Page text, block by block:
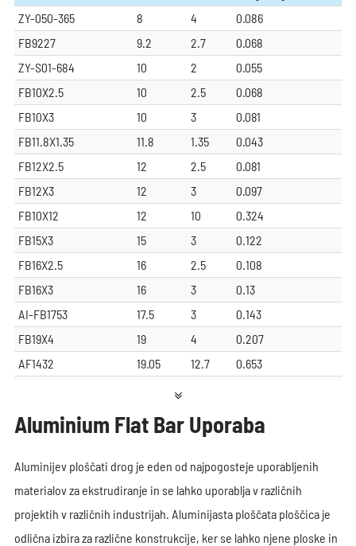
ZY-050-365
8 4
0.086
FB9227
9.2 2.7
0.068
ZY-S01-684
10 2
0.055
FB10X2.5
10 2.5
0.068
FB10X3
10 3
0.081
FB11.8X1.35
11.8 1.35
0.043
FB12X2.5
12 2.5
0.081
FB12X3
12 3
0.097
FB10X12
12 10
0.324
FB15X3
15 3
0.122
FB16X2.5
16 2.5
0.108
FB16X3
16 3
0.13
AI-FB1753
17.5 3
0.143
FB19X4
19 4
0.207
AF1432
19.05 12.7
0.653
ZY-050-418
20 8.2
0.448
FB25X1.6
25 1.6
0.108
FB25X2
25 2
0.137
ZY-438-433
25 2.5
0.169
FB2530
25 3
0.203
Aluminium Flat Bar Uporaba
Aluminijev ploščati drog je eden od najpogosteje uporabljenih
materialov za ekstrudiranje in se lahko uporablja v različnih
projektih v različnih industrijah. Aluminijasta ploščata ploščica je
odlična izbira za različne konstrukcije, ker se lahko njene ploske in